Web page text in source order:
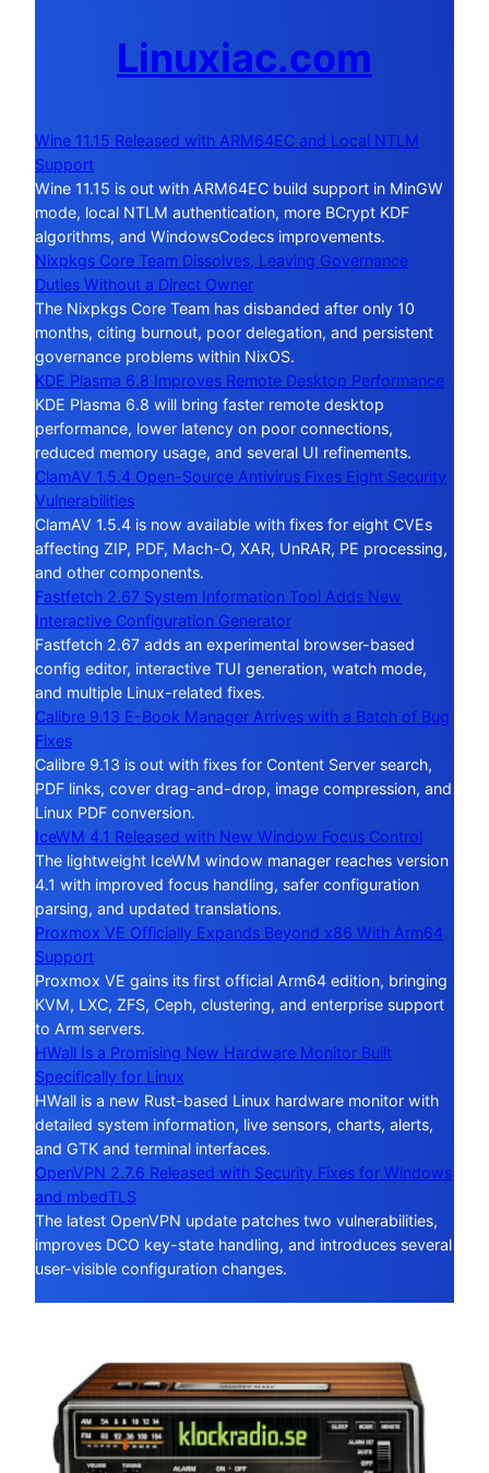
Linuxiac.com
Wine 11.15 Released with ARM64EC and Local NTLM
Support
Wine 11.15 is out with ARM64EC build support in MinGW
mode, local NTLM authentication, more BCrypt KDF
algorithms, and WindowsCodecs improvements.
Nixpkgs Core Team Dissolves, Leaving Governance
Duties Without a Direct Owner
The Nixpkgs Core Team has disbanded after only 10
months, citing burnout, poor delegation, and persistent
governance problems within NixOS.
KDE Plasma 6.8 Improves Remote Desktop Performance
KDE Plasma 6.8 will bring faster remote desktop
performance, lower latency on poor connections,
reduced memory usage, and several UI refinements.
ClamAV 1.5.4 Open-Source Antivirus Fixes Eight Security
Vulnerabilities
ClamAV 1.5.4 is now available with fixes for eight CVEs
affecting ZIP, PDF, Mach-O, XAR, UnRAR, PE processing,
and other components.
Fastfetch 2.67 System Information Tool Adds New
Interactive Configuration Generator
Fastfetch 2.67 adds an experimental browser-based
config editor, interactive TUI generation, watch mode,
and multiple Linux-related fixes.
Calibre 9.13 E-Book Manager Arrives with a Batch of Bug
Fixes
Calibre 9.13 is out with fixes for Content Server search,
PDF links, cover drag-and-drop, image compression, and
Linux PDF conversion.
IceWM 4.1 Released with New Window Focus Control
The lightweight IceWM window manager reaches version
4.1 with improved focus handling, safer configuration
parsing, and updated translations.
Proxmox VE Officially Expands Beyond x86 With Arm64
Support
Proxmox VE gains its first official Arm64 edition, bringing
KVM, LXC, ZFS, Ceph, clustering, and enterprise support
to Arm servers.
HWall Is a Promising New Hardware Monitor Built
Specifically for Linux
HWall is a new Rust-based Linux hardware monitor with
detailed system information, live sensors, charts, alerts,
and GTK and terminal interfaces.
OpenVPN 2.7.6 Released with Security Fixes for Windows
and mbedTLS
The latest OpenVPN update patches two vulnerabilities,
improves DCO key-state handling, and introduces several
user-visible configuration changes.